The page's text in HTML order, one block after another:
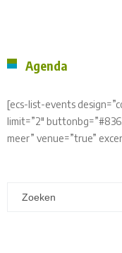
Agenda
[ecs-list-events
limit=”2″
meer” venue=”true”